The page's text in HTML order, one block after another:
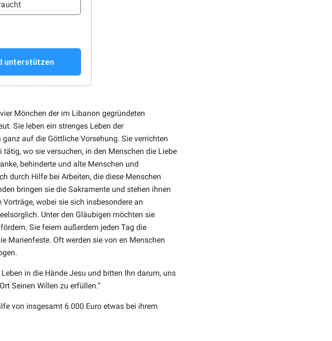
Mönchen der im Libanon gegründeten
Sie leben ein strenges Leben der
auf die Göttliche Vorsehung. Sie verrichten
wo sie versuchen, in den Menschen die Liebe
behinderte und alte Menschen und
durch Hilfe bei Arbeiten, die diese Menschen
bringen sie die Sakramente und stehen ihnen
wobei sie sich insbesondere an
Unter den Gläubigen möchten sie
Sie feiern außerdem jeden Tag die
Marienfeste. Oft werden sie von en Menschen
in die Hände Jesu und bitten Ihn darum, uns
Seinen Willen zu erfüllen.“
von insgesamt 6.000 Euro etwas bei ihrem